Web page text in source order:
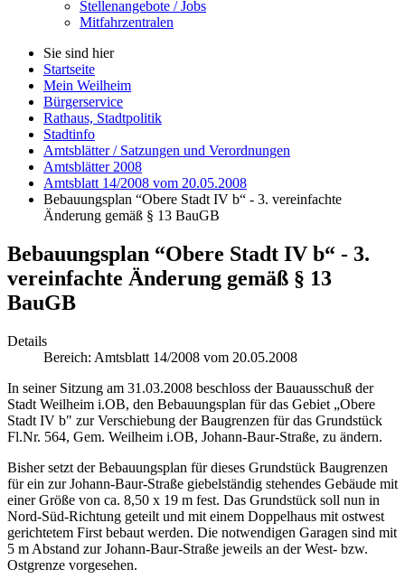
Stellenangebote / Jobs
Mitfahrzentralen
Sie sind hier
Startseite
Mein Weilheim
Bürgerservice
Rathaus, Stadtpolitik
Stadtinfo
Amtsblätter / Satzungen und Verordnungen
Amtsblätter 2008
Amtsblatt 14/2008 vom 20.05.2008
Bebauungsplan “Obere Stadt IV b“ - 3. vereinfachte
Änderung gemäß § 13 BauGB
Bebauungsplan “Obere Stadt IV b“ - 3.
vereinfachte Änderung gemäß § 13
BauGB
Details
Bereich: Amtsblatt 14/2008 vom 20.05.2008
In seiner Sitzung am 31.03.2008 beschloss der Bauausschuß der
Stadt Weilheim i.OB, den Bebauungsplan für das Gebiet „Obere
Stadt IV b" zur Verschiebung der Baugrenzen für das Grundstück
Fl.Nr. 564, Gem. Weilheim i.OB, Johann-Baur-Straße, zu ändern.
Bisher setzt der Bebauungsplan für dieses Grundstück Baugrenzen
für ein zur Johann-Baur-Straße giebelständig stehendes Gebäude mit
einer Größe von ca. 8,50 x 19 m fest. Das Grundstück soll nun in
Nord-Süd-Richtung geteilt und mit einem Doppelhaus mit ostwest
gerichtetem First bebaut werden. Die notwendigen Garagen sind mit
5 m Abstand zur Johann-Baur-Straße jeweils an der West- bzw.
Ostgrenze vorgesehen.